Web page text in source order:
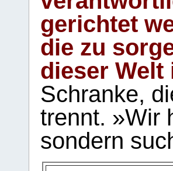
gerichtet
die zu
dieser Welt
Schranke,
trennt. »Wir
sondern